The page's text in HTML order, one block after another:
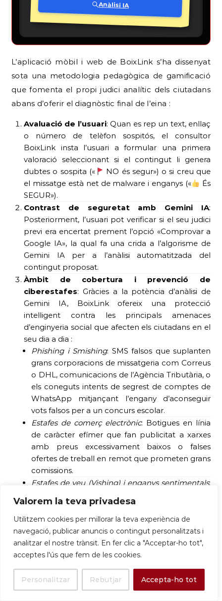
Valorem la teva privadesa
Utilitzem cookies per millorar la teva experiència de
navegació, publicar anuncis o contingut personalitzats i
analitzar el nostre trànsit. En fer clic a "Acceptar-ho tot",
acceptes l'ús que fem de les cookies.
Personalitzar Rebutjar Accepta-ho tot
Anàlisi IA
L’aplicació mòbil i web de BoixLink s’ha dissenyat
sota una metodologia pedagògica de gamificació
que fomenta el propi judici analític dels ciutadans
abans d’oferir el diagnòstic final de l’eina :
Avaluació de l’usuari: Quan es rep un text, enllaç
o número de telèfon sospitós, el consultor
BoixLink insta l’usuari a formular una primera
valoració seleccionant si el contingut li genera
dubtes o sospita («
NO és segur») o si creu que
el missatge està net de malware i enganys («
És
SEGUR»).
Contrast de seguretat amb Gemini IA:
Posteriorment, l’usuari pot verificar si el seu judici
previ era encertat prement l’opció «Comprovar a
Google IA», la qual fa una crida a l’algorisme de
Gemini IA per a l’anàlisi automatitzada del
contingut proposat.
Àmbit de cobertura i prevenció de
ciberestafes: Gràcies a la potència d’anàlisi de
Gemini IA, BoixLink ofereix una protecció
intel·ligent contra les principals amenaces
d’enginyeria social que afecten els ciutadans en el
seu dia a dia :
Phishing i Smishing: SMS falsos que suplanten
grans corporacions de missatgeria com Correus
o DHL, comunicacions de l’Agència Tributària, o
els coneguts intents de segrest de comptes de
WhatsApp mitjançant l’engany d’aconseguir
vots falsos per a un concurs escolar.
Estafes de comerç electrònic: Botigues en línia
de caràcter efímer que fan publicitat a xarxes
amb preus excessivament baixos o falses
ofertes de treball en remot que prometen grans
comissions.
Estafes de veu (Vishing) i enganys sentimentals:
familiars en situació de perill, perfils falsos en
xarxes de cites i continguts clickbait
sensacionalistes que difonen rumors falsos.
D’aquesta manera, el municipi de Sant Boi de
Llobregat no només es posiciona com un altaveu
de debat a través d’iniciatives presencials com la de